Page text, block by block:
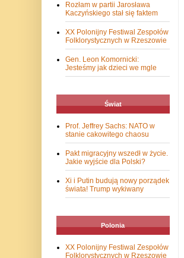
Rozłam w partii Jarosława
Kaczyńskiego stał się faktem
XX Polonijny Festiwal Zespołów
Folklorystycznych w Rzeszowie
Gen. Leon Komornicki:
Jesteśmy jak dzieci we mgle
Świat
Prof. Jeffrey Sachs: NATO w
stanie cakowitego chaosu
Pakt migracyjny wszedł w życie.
Jakie wyjście dla Polski?
Xi i Putin budują nowy porządek
świata! Trump wykiwany
Polonia
XX Polonijny Festiwal Zespołów
Folklorystycznych w Rzeszowie